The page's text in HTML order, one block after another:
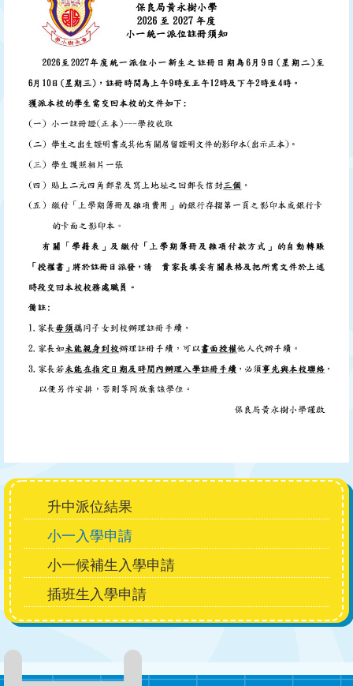
Main
navigation
升中派位結果
小一入學申請
小一候補生入學申請
插班生入學申請